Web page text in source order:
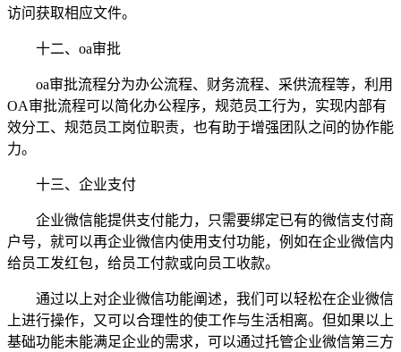
访问获取相应文件。
十二、oa审批
oa审批流程分为办公流程、财务流程、采供流程等，利用
OA审批流程可以简化办公程序，规范员工行为，实现内部有
效分工、规范员工岗位职责，也有助于增强团队之间的协作能
力。
十三、企业支付
企业微信能提供支付能力，只需要绑定已有的微信支付商
户号，就可以再企业微信内使用支付功能，例如在企业微信内
给员工发红包，给员工付款或向员工收款。
通过以上对企业微信功能阐述，我们可以轻松在企业微信
上进行操作，又可以合理性的使工作与生活相离。但如果以上
基础功能未能满足企业的需求，可以通过托管企业微信第三方